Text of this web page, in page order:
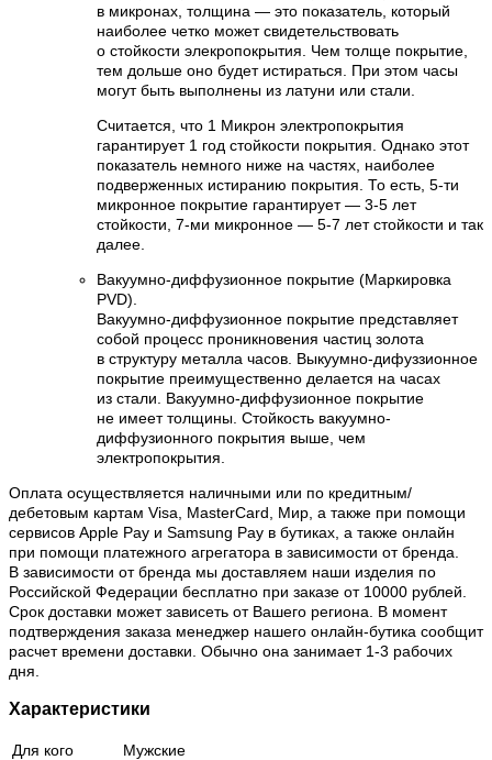
в микронах, толщина — это показатель, который
наиболее четко может свидетельствовать
о стойкости элекропокрытия. Чем толще покрытие,
тем дольше оно будет истираться. При этом часы
могут быть выполнены из латуни или стали.
Считается, что 1 Микрон электропокрытия
гарантирует 1 год стойкости покрытия. Однако этот
показатель немного ниже на частях, наиболее
подверженных истиранию покрытия. То есть, 5-ти
микронное покрытие гарантирует — 3-5 лет
стойкости, 7-ми микронное — 5-7 лет стойкости и так
далее.
Вакуумно-диффузионное покрытие (Маркировка
PVD).
Вакуумно-диффузионное покрытие представляет
собой процесс проникновения частиц золота
в структуру металла часов. Выкуумно-дифуззионное
покрытие преимущественно делается на часах
из стали. Вакуумно-диффузионное покрытие
не имеет толщины. Стойкость вакуумно-
диффузионного покрытия выше, чем
электропокрытия.
Оплата осуществляется наличными или по кредитным/
дебетовым картам Visa, MasterCard, Мир, а также при помощи
сервисов Apple Pay и Samsung Pay в бутиках, а также онлайн
при помощи платежного агрегатора в зависимости от бренда.
В зависимости от бренда мы доставляем наши изделия по
Российской Федерации бесплатно при заказе от 10000 рублей.
Срок доставки может зависеть от Вашего региона. В момент
подтверждения заказа менеджер нашего онлайн-бутика сообщит
расчет времени доставки. Обычно она занимает 1-3 рабочих
дня.
Характеристики
Для кого
Мужские